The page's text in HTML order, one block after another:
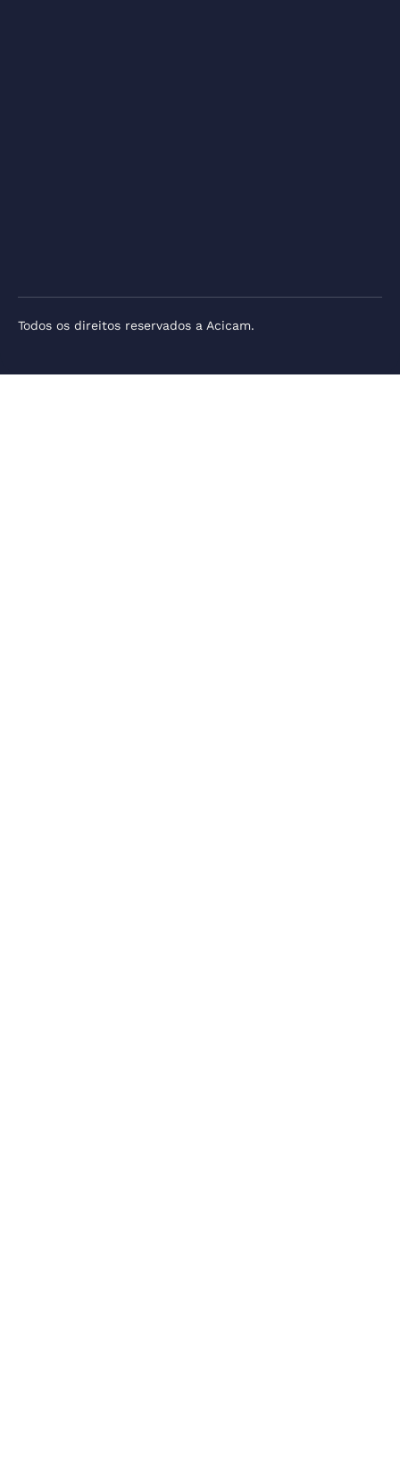
Todos os direitos reservados a Acicam.